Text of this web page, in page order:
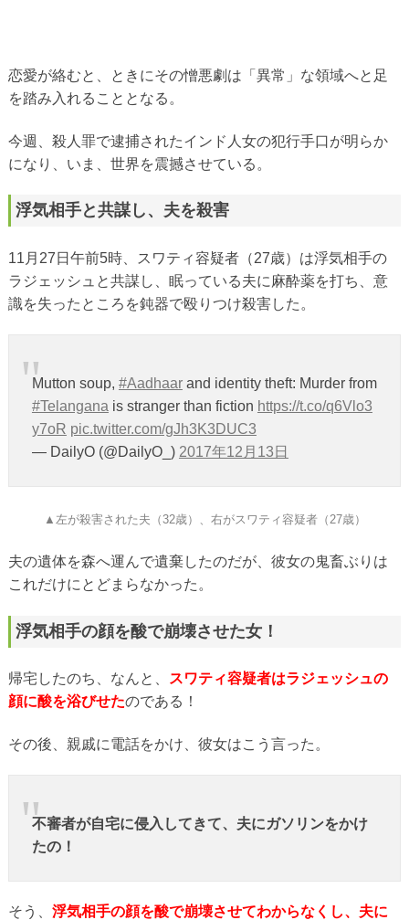
恋愛が絡むと、ときにその憎悪劇は「異常」な領域へと足
を踏み入れることとなる。
今週、殺人罪で逮捕されたインド人女の犯行手口が明らか
になり、いま、世界を震撼させている。
浮気相手と共謀し、夫を殺害
11月27日午前5時、スワティ容疑者（27歳）は浮気相手の
ラジェッシュと共謀し、眠っている夫に麻酔薬を打ち、意
識を失ったところを鈍器で殴りつけ殺害した。
Mutton soup, #Aadhaarand identity theft: Murder from
#Telangana is stranger than fiction https://t.co/q6Vlo3
y7oR pic.twitter.com/gJh3K3DUC3
— DailyO (@DailyO_) 2017年12月13日
▲左が殺害された夫（32歳）、右がスワティ容疑者（27歳）
夫の遺体を森へ運んで遺棄したのだが、彼女の鬼畜ぶりは
これだけにとどまらなかった。
浮気相手の顔を酸で崩壊させた女！
帰宅したのち、なんと、
スワティ容疑者はラジェッシュの
顔に酸を浴びせたのである！
その後、親戚に電話をかけ、彼女はこう言った。
不審者が自宅に侵入してきて、夫にガソリンをかけ
たの！
そう、 浮気相手の顔を酸で崩壊させてわからなくし、夫に